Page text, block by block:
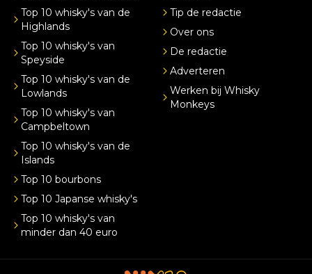
Top 10 whisky's van de
Highlands
Top 10 whisky's van
Speyside
Top 10 whisky's van de
Lowlands
Top 10 whisky's van
Campbeltown
Top 10 whisky's van de
Islands
Top 10 bourbons
Top 10 Japanse whisky's
Top 10 whisky's van
minder dan 40 euro
Tip de redactie
Over ons
De redactie
Adverteren
Werken bij Whisky
Monkeys